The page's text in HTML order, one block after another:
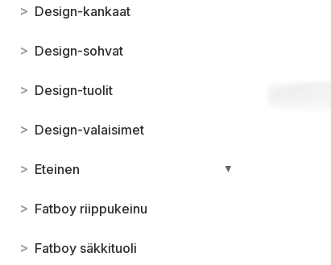
> Design-kankaat
> Design-sohvat
> Design-tuolit
> Design-valaisimet
> Eteinen ▼
> Fatboy riippukeinu
> Fatboy säkkituoli